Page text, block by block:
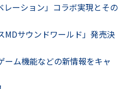
レーション」コラボ実現とその
MDサウンドワールド」発売決
ム機能などの新情報をキャ